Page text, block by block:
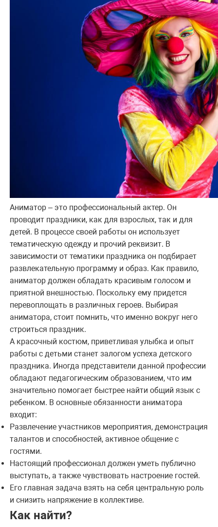
Аниматор – это профессиональный актер. Он
проводит праздники, как для взрослых, так и для
детей. В процессе своей работы он использует
тематическую одежду и прочий реквизит. В
зависимости от тематики праздника он подбирает
развлекательную программу и образ. Как правило,
аниматор должен обладать красивым голосом и
приятной внешностью. Поскольку ему придется
перевоплощать в различных героев. Выбирая
аниматора, стоит помнить, что именно вокруг него
строиться праздник.
А красочный костюм, приветливая улыбка и опыт
работы с детьми станет залогом успеха детского
праздника. Иногда представители данной профессии
обладают педагогическим образованием, что им
значительно помогает быстрее найти общий язык с
ребенком. В основные обязанности аниматора
входит:
Развлечение участников мероприятия, демонстрация
талантов и способностей, активное общение с
гостями.
Настоящий профессионал должен уметь публично
выступать, а также чувствовать настроение гостей.
Его главная задача взять на себя центральную роль
и снизить напряжение в коллективе.
Как найти?